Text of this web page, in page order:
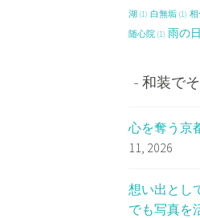
湖 (1) 白無垢 (1) 相
随心院 (1) 雨の日
和装で
心を奪う京
11, 2026
想い出とし
でも写真を